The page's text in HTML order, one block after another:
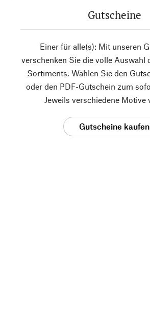
Gutscheine
Einer für alle(s): Mit unseren
verschenken Sie die volle Auswahl
Sortiments. Wählen Sie den
oder den PDF-Gutschein zum
Jeweils verschiedene Motive
Gutscheine kaufen